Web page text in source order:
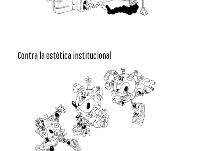
Contra la estética institucional